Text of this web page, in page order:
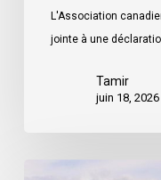
surveillance,
L'Association
jointe à une
Tamir
juin 18, 2026